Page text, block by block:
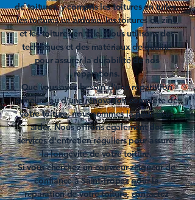
de toitures, y compris lestoitures en tuiles,
les toitures en ardoise, lestoitures en zinc
et lestoitures en tôle.Nous utilisons des
techniques et des matériaux de qualité
pour assurer la durabilité de nos
réparations.
Que vous ayez besoin d'une réparation
mineure ou d'une rénovation complète de
votre toiture, nous sommes là pour vous
aider. Nous offrons également des
services d'entretien réguliers pour assurer
la longévité de votre toiture.
Si vous cherchez uncouvreur-zingueur de
confiance à Saint-Tropezpour la
réparation de votre toiture, contactez